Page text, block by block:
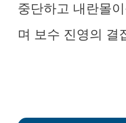
중단하고 내란몰
며 보수 진영의 결